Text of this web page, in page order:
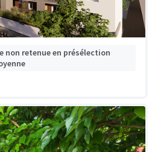
non retenue en présélection